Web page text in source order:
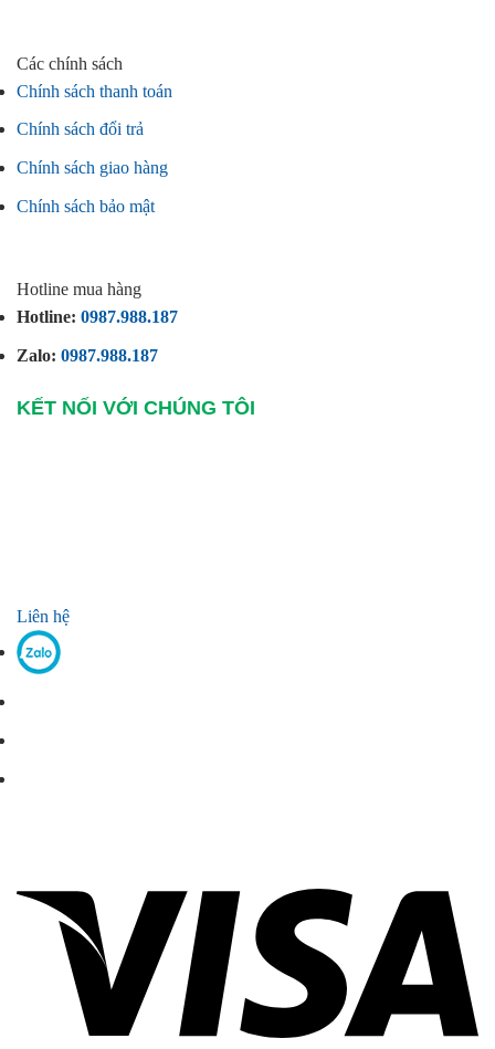
Các chính sách
Chính sách thanh toán
Chính sách đổi trả
Chính sách giao hàng
Chính sách bảo mật
Hotline mua hàng
Hotline: 0987.988.187
Zalo: 0987.988.187
KẾT NỐI VỚI CHÚNG TÔI
Liên hệ